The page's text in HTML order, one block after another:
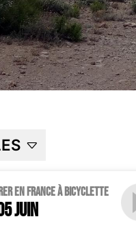
en France à bicyclette
Juin